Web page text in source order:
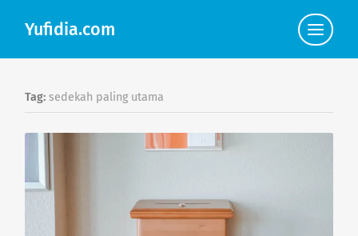
Yufidia.com
Click
to
view
Tag: sedekah paling utama